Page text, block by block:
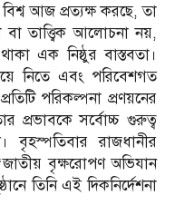
আজ প্রত্যক্ষ করছে, তা
তাত্ত্বিক আলোচনা নয়,
এক নিষ্ঠুর বাস্তবতা।
নিতে এবং পরিবেশগত
পরিকল্পনা প্রণয়নের
প্রভাবকে সর্বোচ্চ গুরুত্ব
বৃহস্পতিবার রাজধানীর
‘জাতীয় বৃক্ষরোপণ অভিযান
তিনি এই দিকনির্দেশনা